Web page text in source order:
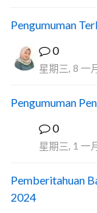
Pengumuman
0
星期三, 8 一
Pengumuman
0
星期三, 1 一
Pemberitahuan
2024